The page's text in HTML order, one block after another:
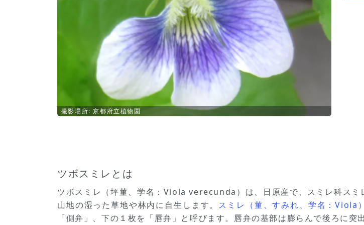
撮影場所: 京都府立植物園
ツボスミレとは
ツボスミレ（坪菫、学名：Viola verecunda）は、日原産で、スミレ科ス
山地の湿った草地や林内に自生します。 スミレ（菫、すみれ、学名：Viola）
「側弁」、下の１枚を「唇弁」と呼びます。唇弁の基部は膨らんで後ろに突